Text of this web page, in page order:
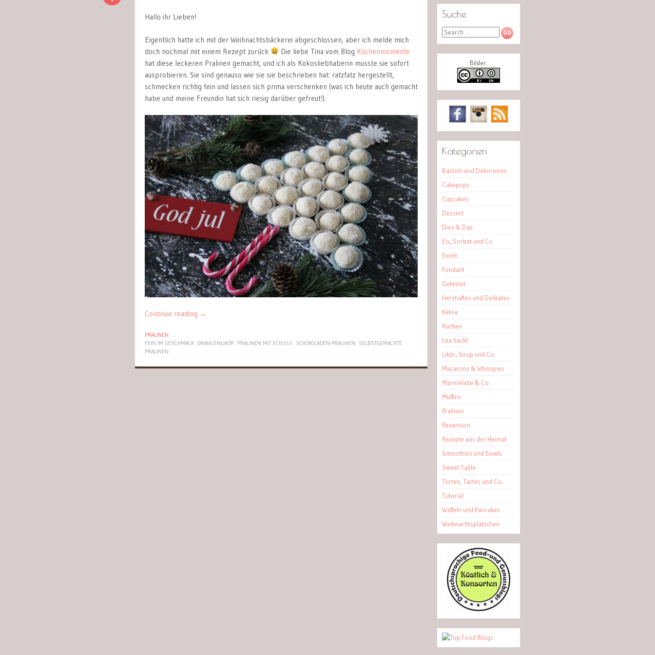
Hallo ihr Lieben!
Eigentlich hatte ich mit der Weihnachtsbäckerei abgeschlossen, aber ich melde mich
doch nochmal mit einem Rezept zurück
Die liebe Tina vom Blog Küchenmomente
hat diese leckeren Pralinen gemacht, und ich als Kokosliebhaberin musste sie sofort
ausprobieren. Sie sind genauso wie sie sie beschrieben hat: ratzfatz hergestellt,
schmecken richtig fein und lassen sich prima verschenken (was ich heute auch gemacht
habe und meine Freundin hat sich riesig darüber gefreut!).
Continue reading →
PRALINEN
FEIN IM GESCHMACK ORANGENLIKÖR PRALINEN MIT SCHUSS SCHOKOLADEN-PRALINEN
SELBSTGEMACHTE
PRALINEN
Suche
Search
Bilder:
Kategorien
Basteln und Dekorieren
Cakepops
Cupcakes
Dessert
Dies & Das
Eis, Sorbet und Co.
Event
Fondant
Getestet
Herzhaftes und Delikates
Kekse
Kuchen
Lea backt
Likör, Sirup und Co.
Macarons & Whoopies
Marmelade & Co.
Muffins
Pralinen
Rezension
Rezepte aus der Heimat
Smoothies und Bowls
Sweet Table
Torten, Tartes und Co.
Tutorial
Waffeln und Pancakes
Weihnachtsplätzchen